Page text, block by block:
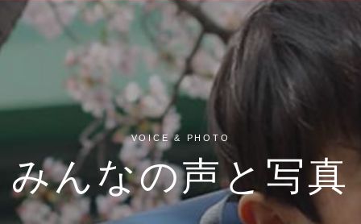
VOICE & PHOTO
みんなの声と写真